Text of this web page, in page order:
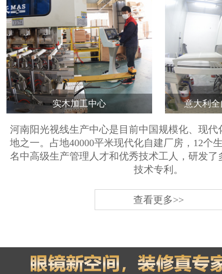
实木加工中心 意大利
河南阳光视线生产中心是目前中国规模化、现代
地之一。占地40000平米现代化自建厂房，12个
名中高级生产管理人才和优秀技术工人，研发了
技术专利。
查看更多>>